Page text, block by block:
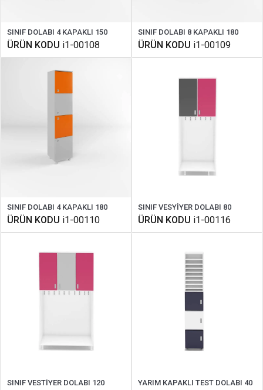
SINIF DOLABI 4 KAPAKLI 150
ÜRÜN KODU i1-00108
SINIF DOLABI 8 KAPAKLI 180
ÜRÜN KODU i1-00109
SINIF DOLABI 4 KAPAKLI 180
ÜRÜN KODU i1-00110
SINIF VESYİYER DOLABI 80
ÜRÜN KODU i1-00116
SINIF VESTİYER DOLABI 120 YARIM KAPAKLI TEST DOLABI 40